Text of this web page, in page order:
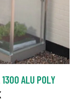
1300 ALU POLY